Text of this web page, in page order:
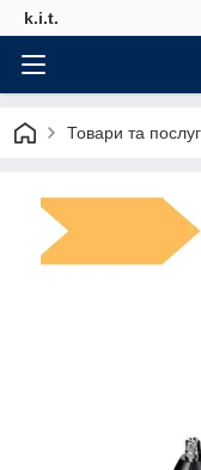
k.i.t.
Товари та